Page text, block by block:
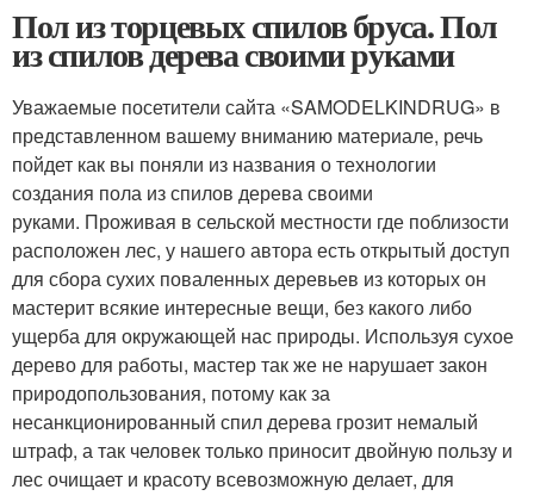
Пол из торцевых спилов бруса. Пол
из спилов дерева своими руками
Уважаемые посетители сайта «SAMODELKINDRUG» в
представленном вашему вниманию материале, речь
пойдет как вы поняли из названия о технологии
создания пола из спилов дерева своими
руками. Проживая в сельской местности где поблизости
расположен лес, у нашего автора есть открытый доступ
для сбора сухих поваленных деревьев из которых он
мастерит всякие интересные вещи, без какого либо
ущерба для окружающей нас природы. Используя сухое
дерево для работы, мастер так же не нарушает закон
природопользования, потому как за
несанкционированный спил дерева грозит немалый
штраф, а так человек только приносит двойную пользу и
лес очищает и красоту всевозможную делает, для